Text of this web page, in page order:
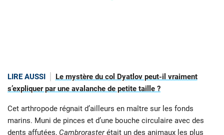
LIRE AUSSI
Le mystère du col Dyatlov peut-il vraiment
s’expliquer par une avalanche de petite taille ?
Cet arthropode régnait d’ailleurs en maître sur les fonds
marins. Muni de pinces et d’une bouche circulaire avec des
dents affutées, Cambrorasterétait un des animaux les plus